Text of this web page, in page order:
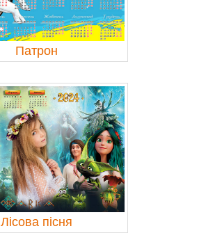
Патрон
Лісова пісня